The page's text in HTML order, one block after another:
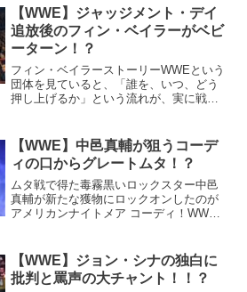
ないセコさがありました(笑)まして、日本
人てこうゆう感じ...
【WWE】ジャッジメント・デイ
追放後のフィン・ベイラーがベビ
ーターン！？
フィン・ベイラーストーリーWWEという
団体を見ていると、「誰を、いつ、どう
押し上げるか」という流れが、実に戦略
た選手に対し、まず“ベビーフェイスなの
か、ヒールなのか...
【WWE】中邑真輔が狙うコーデ
ィの口からグレートムタ！？
ムタ戦で得た毒霧黒いロックスター中邑
真輔が新たな獲物にロックオンしたのが
アメリカンナイトメア コーディ！WWE
めます。そのコーディを標的にした中邑
の嗅覚も鋭いです。その...
【WWE】ジョン・シナの独白に
批判と罵声の大チャント！！？